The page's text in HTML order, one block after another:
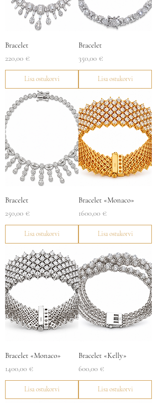
Bracelet
Price
220,00 €
Lisa ostukorvi
Bracelet
Price
350,00 €
Lisa ostukorvi
Bracelet
Price
250,00 €
Lisa ostukorvi
Bracelet «Monaco»
Price
1600,00 €
Lisa ostukorvi
Bracelet «Monaco»
Price
1400,00 €
Lisa ostukorvi
Bracelet «Kelly»
Price
600,00 €
Lisa ostukorvi